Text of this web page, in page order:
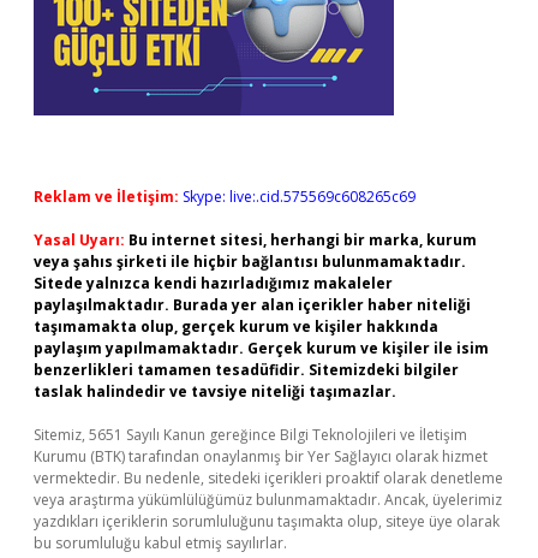
Reklam ve İletişim: Skype: live:.cid.575569c608265c69
Yasal Uyarı: Bu internet sitesi, herhangi bir marka, kurum
veya şahıs şirketi ile hiçbir bağlantısı bulunmamaktadır.
Sitede yalnızca kendi hazırladığımız makaleler
paylaşılmaktadır. Burada yer alan içerikler haber niteliği
taşımamakta olup, gerçek kurum ve kişiler hakkında
paylaşım yapılmamaktadır. Gerçek kurum ve kişiler ile isim
benzerlikleri tamamen tesadüfidir. Sitemizdeki bilgiler
taslak halindedir ve tavsiye niteliği taşımazlar.
Sitemiz, 5651 Sayılı Kanun gereğince Bilgi Teknolojileri ve İletişim
Kurumu (BTK) tarafından onaylanmış bir Yer Sağlayıcı olarak hizmet
vermektedir. Bu nedenle, sitedeki içerikleri proaktif olarak denetleme
veya araştırma yükümlülüğümüz bulunmamaktadır. Ancak, üyelerimiz
yazdıkları içeriklerin sorumluluğunu taşımakta olup, siteye üye olarak
bu sorumluluğu kabul etmiş sayılırlar.